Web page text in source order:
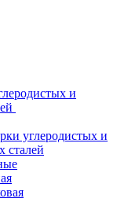
и
углеродистых и
сталей